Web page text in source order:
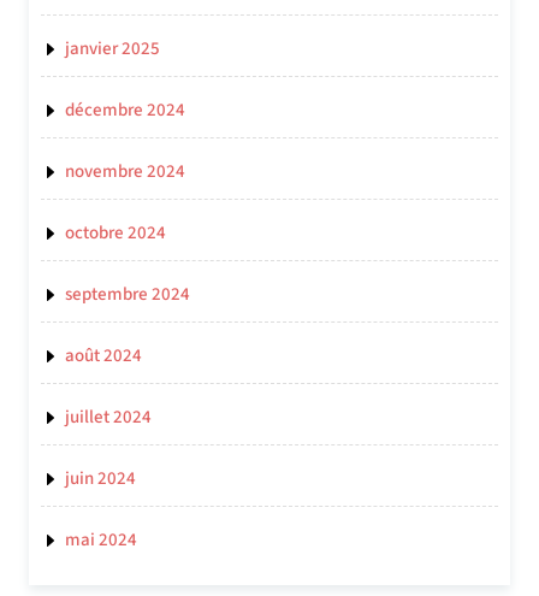
janvier 2025
décembre 2024
novembre 2024
octobre 2024
septembre 2024
août 2024
juillet 2024
juin 2024
mai 2024